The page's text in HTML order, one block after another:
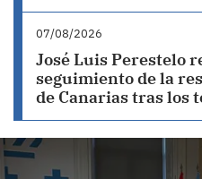
07/08/2026
José Luis Perestelo
seguimiento de la
de Canarias tras los